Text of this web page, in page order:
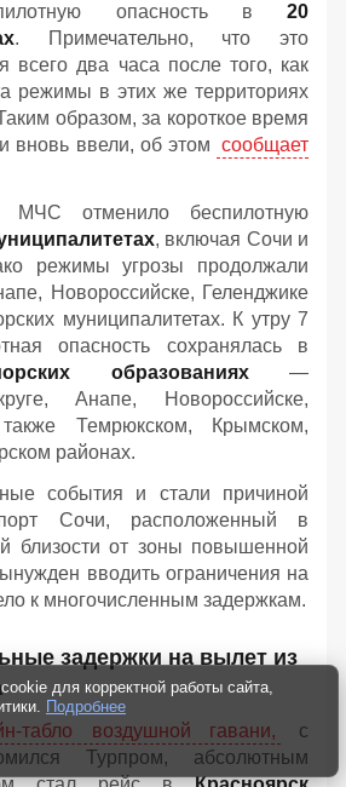
опасность в 20
. Примечательно, что это
всего два часа после того, как
режимы в этих же территориях
образом, за короткое время
вновь ввели, об этом сообщает
МЧС отменило беспилотную
, включая Сочи и
режимы угрозы продолжали
Новороссийске, Геленджике
муниципалитетах. К утру 7
опасность сохранялась в
образованиях—
Анапе, Новороссийске,
Темрюкском, Крымском,
районах.
события и стали причиной
Сочи, расположенный в
близости от зоны повышенной
вводить ограничения на
к многочисленным задержкам.
задержки на вылет из
табло воздушной гавани,
с
Турпром, абсолютным
для корректной работы сайта,
Подробнее